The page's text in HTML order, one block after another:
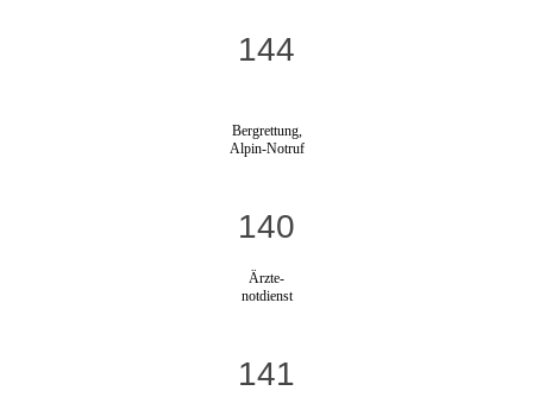
144
Bergrettung,
Alpin-Notruf
140
Ärzte-
notdienst
141